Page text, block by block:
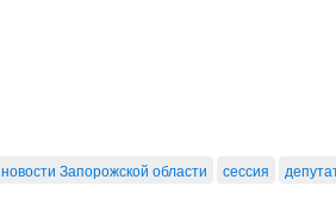
новости Запорожской области сессия